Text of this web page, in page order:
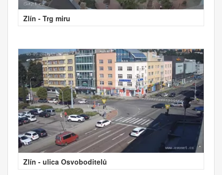
Zlín - Trg miru
Zlín - ulica Osvoboditelů